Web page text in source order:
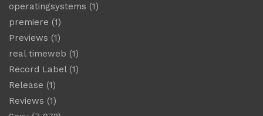
operatingsystems (1)
premiere (1)
Previews (1)
real timeweb (1)
Record Label(1)
Release (1)
Reviews (1)